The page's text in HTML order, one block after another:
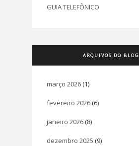
GUIA TELEFÔNICO
ARQUIVOS DO BLOG
março 2026 (1)
fevereiro 2026 (6)
janeiro 2026 (8)
dezembro 2025 (9)